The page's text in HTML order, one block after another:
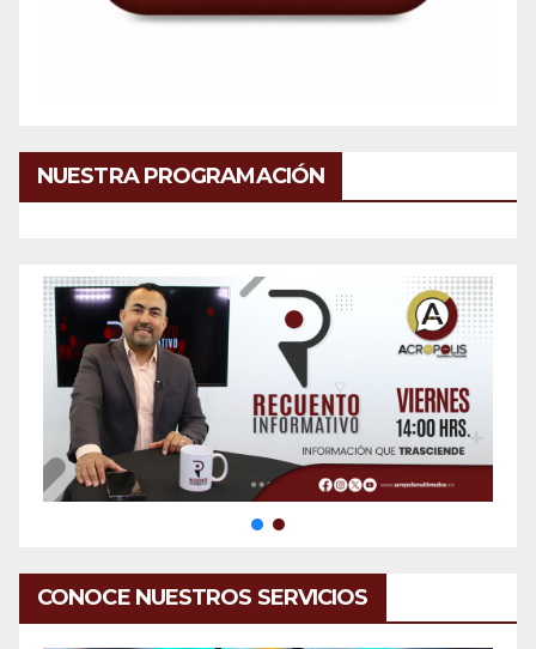
NUESTRA PROGRAMACIÓN
CONOCE NUESTROS SERVICIOS